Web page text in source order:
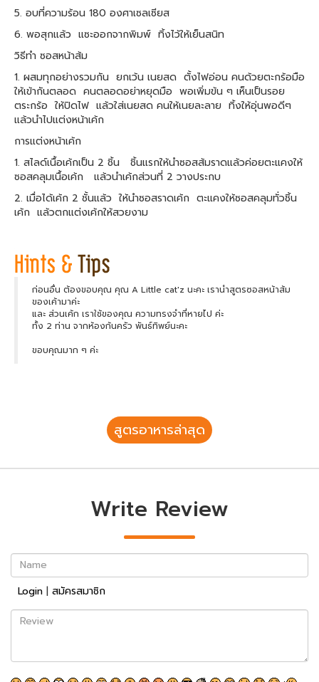
5. อบที่ความร้อน 180 องศาเซลเซียส
6. พอสุกแล้ว แซะออกจากพิมพ์ ทิ้งไว้ให้เย็นสนิท
วิธีทำ ซอสหน้าส้ม
1. ผสมทุกอย่างรวมกัน ยกเว้น เนยสด ตั้งไฟอ่อน คนด้วยตะกร้อมือ
ให้เข้ากันตลอด คนตลอดอย่าหยุดมือ พอเพิ่มข้น ๆ เห็นเป็นรอย
ตระกร้อ ให้ปิดไฟ แล้วใส่เนยสด คนให้เนยละลาย ทิ้งให้อุ่นพอดีๆ
แล้วนำไปแต่งหน้าเค้ก
การแต่งหน้าเค้ก
1. สไลด์เนื้อเค้กเป็น 2 ชิ้น ชิ้นแรกให้นำซอสส้มราดแล้วค่อยตะแคงให้
ซอสคลุมเนื้อเค้ก แล้วนำเค้กส่วนที่ 2 วางประกบ
2. เมื่อได้เค้ก 2 ชั้นแล้ว ให้นำซอสราดเค้ก ตะแคงให้ซอสคลุมทั่วชิ้น
เค้ก แล้วตกแต่งเค้กให้สวยงาม
ก่อนอื่น ต้องขอบคุณ คุณ A Little cat'z นะคะ เรานำสูตรซอสหน้าส้ม
ของเค้ามาค่ะ
และ ส่วนเค้ก เราใช้ของคุณ ความทรงจำที่หายไป ค่ะ
ทั้ง 2 ท่าน จากห้องก้นครัว พันธ์ทิพย์นะคะ
ขอบคุณมาก ๆ ค่ะ
สูตรอาหารล่าสุด
Write Review
Name
Login | สมัครสมาชิก
Review